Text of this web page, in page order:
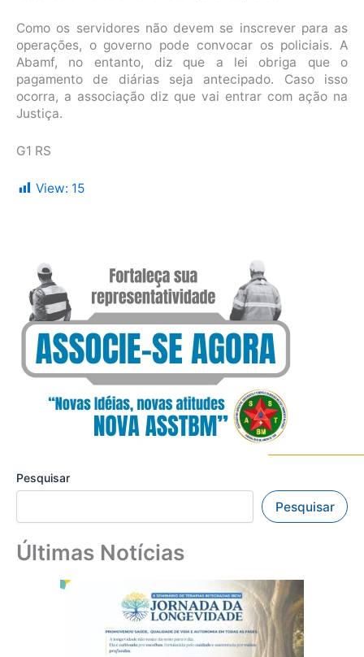
Como os servidores não devem se inscrever para as
operações, o governo pode convocar os policiais. A
Abamf, no entanto, diz que a lei obriga que o
pagamento de diárias seja antecipado. Caso isso
ocorra, a associação diz que vai entrar com ação na
Justiça.
G1 RS
View: 15
Pesquisar
Pesquisar
Últimas Notícias